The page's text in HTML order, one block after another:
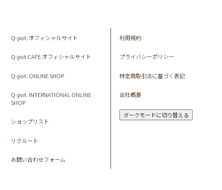
Q-pot. オフィシャルサイト
Q-pot CAFE.オフィシャルサイト
Q-pot. ONLINE SHOP
Q-pot. INTERNATIONAL ONLINE
SHOP
ショップリスト
リクルート
お問い合わせフォーム
利用規約
プライバシーポリシー
特定商取引法に基づく表記
会社概要
ダークモードに切り替える